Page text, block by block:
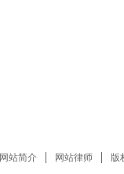
网站简介 网站律师 版